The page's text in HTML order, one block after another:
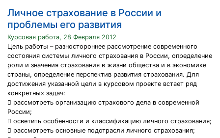
Личное страхование в России и
проблемы его развития
Курсовая работа, 28 Февраля 2012
Цель работы – разностороннее рассмотрение современного
состояния системы личного страхования в России, определение
роли и значения страхования в жизни общества и в экономике
страны, определение перспектив развития страхования. Для
достижения указанной цели в курсовом проекте встает ряд
конкретных задач:
 рассмотреть организацию страхового дела в современной
России;
 осветить особенности и классификацию личного страхования;
 рассмотреть основные подотрасли личного страхования;